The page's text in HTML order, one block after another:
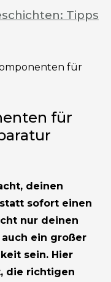
Tipps
für
für
deinen
sofort einen
nur deinen
ein großer
sein. Hier
die richtigen